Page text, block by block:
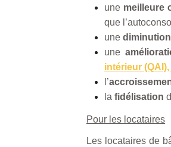
une meilleure
que
une
une
intérieur
l’
la fidélisation
Pour les locataires
Les locataires de